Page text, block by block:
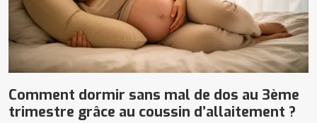
Comment dormir sans mal de dos au 3ème
trimestre grâce au coussin d’allaitement ?